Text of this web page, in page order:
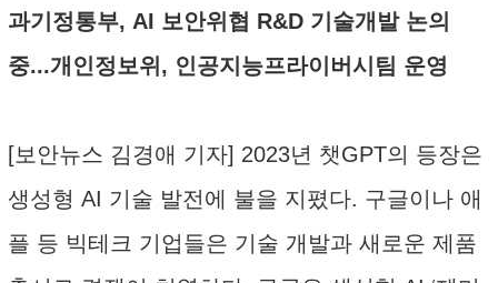
과기정통부, AI 보안위협 R&D 기술개발 논의
중...개인정보위, 인공지능프라이버시팀 운영
[보안뉴스 김경애 기자] 2023년 챗GPT의 등장은
생성형 AI 기술 발전에 불을 지폈다. 구글이나 애
플 등 빅테크 기업들은 기술 개발과 새로운 제품